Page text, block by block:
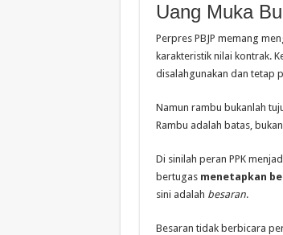
Uang Muka
Perpres PBJP memang
karakteristik nilai kontrak.
disalahgunakan dan tetap
Namun rambu bukanlah
Rambu adalah batas,
Di sinilah peran PPK
bertugas menetapkan
sini adalah besaran.
Besaran tidak berbicara